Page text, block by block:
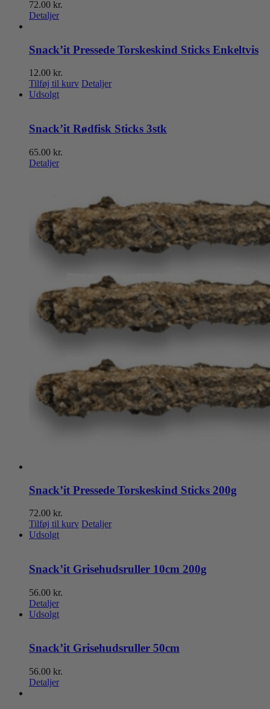
72.00 kr.
Detaljer
Snack’it Pressede Torskeskind Sticks Enkeltvis
12.00 kr.
Tilføj til kurv Detaljer
Udsolgt
Snack’it Rødfisk Sticks 3stk
65.00 kr.
Detaljer
Snack’it Pressede Torskeskind Sticks 200g
72.00 kr.
Tilføj til kurv Detaljer
Udsolgt
Snack’it Grisehudsruller 10cm 200g
56.00 kr.
Detaljer
Udsolgt
Snack’it Grisehudsruller 50cm
56.00 kr.
Detaljer